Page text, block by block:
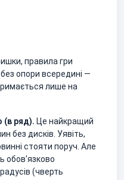
правила гри
опори всередині —
лише на
(в ряд). Це найкращий
без дисків. Уявіть,
стояти поруч. Але
обов'язково
(чверть